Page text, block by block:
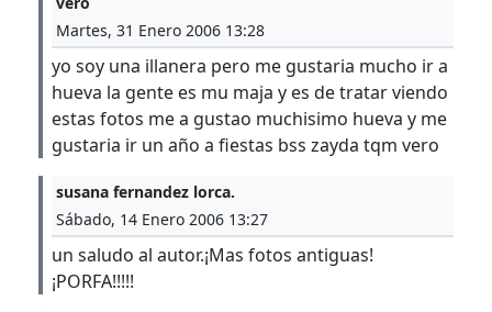
Martes, 31 Enero 2006 13:28
yo soy una illanera pero me gustaria mucho ir a
hueva la gente es mu maja y es de tratar viendo
estas fotos me a gustao muchisimo hueva y me
gustaria ir un año a fiestas bss zayda tqm vero
susana fernandez lorca.
Sábado, 14 Enero 2006 13:27
un saludo al autor.¡Mas fotos antiguas!
¡PORFA!!!!!